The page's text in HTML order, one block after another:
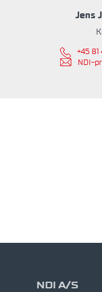
Jens
+45 81
NDI-
NDI A/S